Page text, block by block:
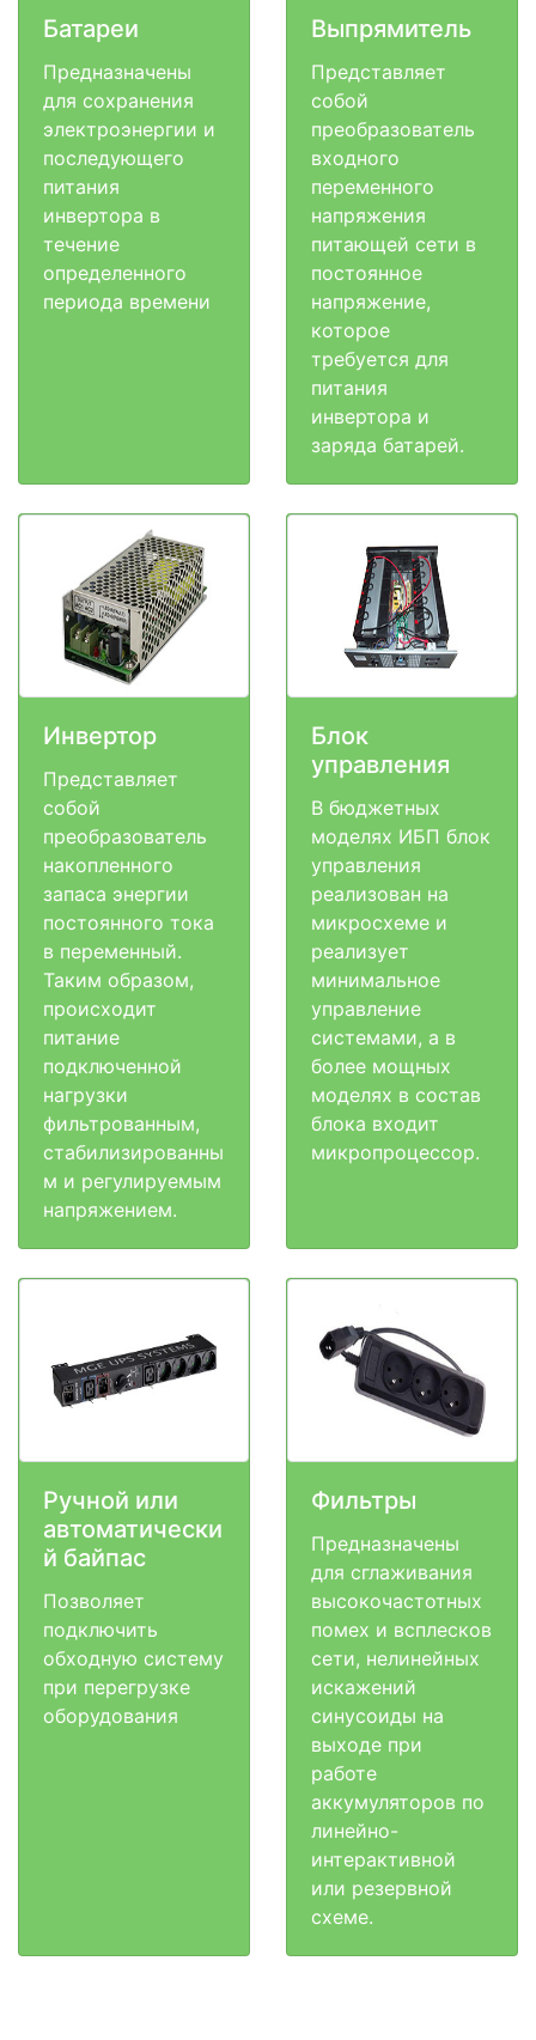
Батареи
Предназначены
для сохранения
электроэнергии и
последующего
питания
инвертора в
течение
определенного
периода времени
Выпрямитель
Представляет
собой
преобразователь
входного
переменного
напряжения
питающей сети в
постоянное
напряжение,
которое
требуется для
питания
инвертора и
заряда батарей.
Инвертор
Представляет
собой
преобразователь
накопленного
запаса энергии
постоянного тока
в переменный.
Таким образом,
происходит
питание
подключенной
нагрузки
фильтрованным,
стабилизированны
м и регулируемым
напряжением.
Блок
управления
В бюджетных
моделях ИБП блок
управления
реализован на
микросхеме и
реализует
минимальное
управление
системами, а в
более мощных
моделях в состав
блока входит
микропроцессор.
Ручной или
автоматически
й байпас
Позволяет
подключить
обходную систему
при перегрузке
оборудования
Фильтры
Предназначены
для сглаживания
высокочастотных
помех и всплесков
сети, нелинейных
искажений
синусоиды на
выходе при
работе
аккумуляторов по
линейно-
интерактивной
или резервной
схеме.